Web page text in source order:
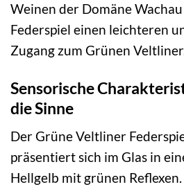
Weinen der Domäne
Federspiel einen leichteren
Zugang zum Grünen
Sensorische
die Sinne
Der Grüne Veltliner
präsentiert sich im Glas in
Hellgelb mit grünen